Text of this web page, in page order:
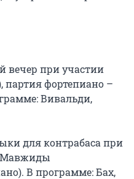
вечер при участии
фортепиано –
Вивальди,
для контрабаса при
Мавжиды
В программе: Бах,